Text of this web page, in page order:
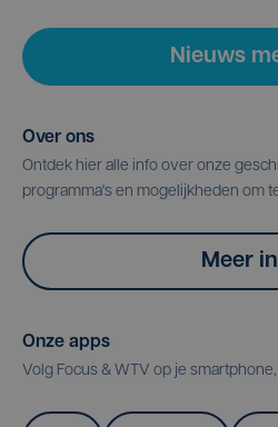
Nieuws
Over ons
Ontdek hier alle info over onze
programma's en mogelijkheden om
Meer
Onze apps
Volg Focus & WTV op je